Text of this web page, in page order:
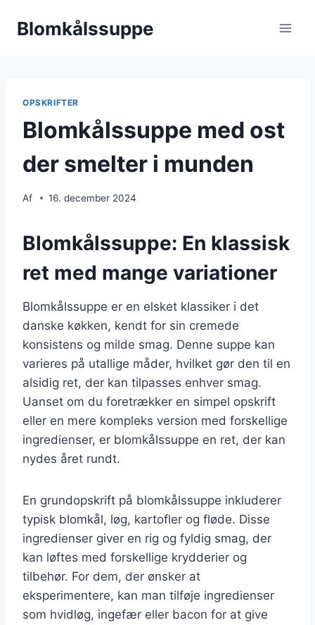
Blomkålssuppe
OPSKRIFTER
Blomkålssuppe med ost
der smelter i munden
Af 16. december 2024
Blomkålssuppe: En klassisk
ret med mange variationer
Blomkålssuppe er en elsket klassiker i det
danske køkken, kendt for sin cremede
konsistens og milde smag. Denne suppe kan
varieres på utallige måder, hvilket gør den til en
alsidig ret, der kan tilpasses enhver smag.
Uanset om du foretrækker en simpel opskrift
eller en mere kompleks version med forskellige
ingredienser, er blomkålssuppe en ret, der kan
nydes året rundt.
En grundopskrift på blomkålssuppe inkluderer
typisk blomkål, løg, kartofler og fløde. Disse
ingredienser giver en rig og fyldig smag, der
kan løftes med forskellige krydderier og
tilbehør. For dem, der ønsker at
eksperimentere, kan man tilføje ingredienser
som hvidløg, ingefær eller bacon for at give